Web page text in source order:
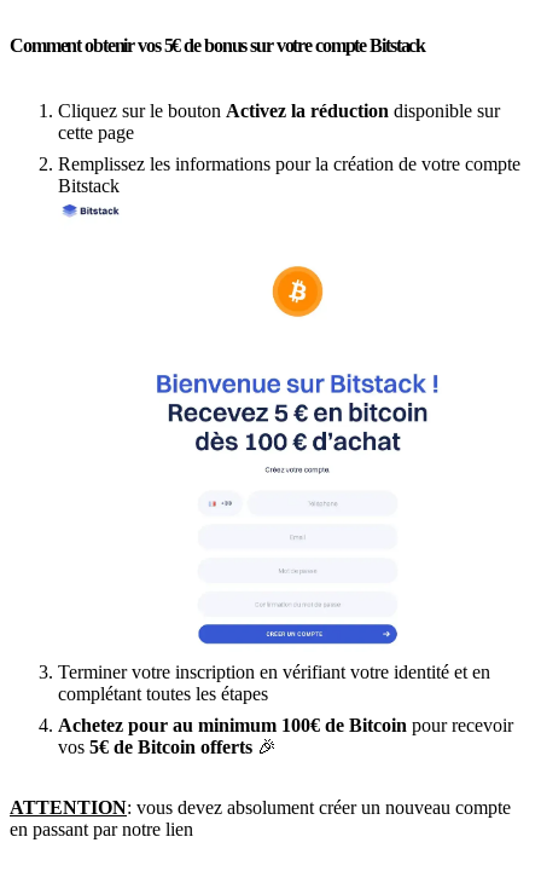
Comment obtenir vos 5€ de bonus sur votre compte Bitstack
Cliquez sur le bouton Activez la réduction disponible sur
cette page
Remplissez les informations pour la création de votre compte
Bitstack
Terminer votre inscription en vérifiant votre identité et en
complétant toutes les étapes
Achetez pour au minimum 100€ de Bitcoin pour recevoir
vos 5€ de Bitcoin offerts 🎉
ATTENTION: vous devez absolument créer un nouveau compte
en passant par notre lien